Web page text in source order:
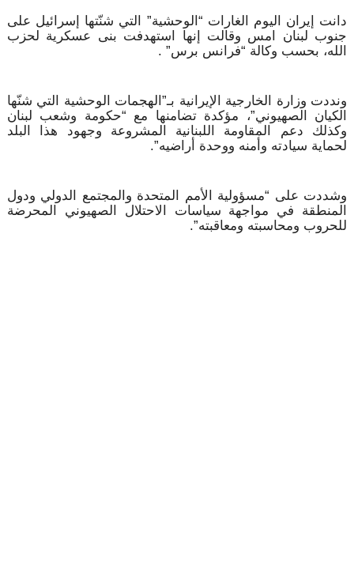
دانت إيران اليوم الغارات “الوحشية” التي شنّتها إسرائيل على
جنوب لبنان امس وقالت إنها استهدفت بنى عسكرية لحزب
الله، بحسب وكالة “فرانس برس” .
ونددت وزارة الخارجية الإيرانية بـ”الهجمات الوحشية التي شنّها
الكيان الصهيوني”، مؤكدة تضامنها مع “حكومة وشعب لبنان
وكذلك دعم المقاومة اللبنانية المشروعة وجهود هذا البلد
لحماية سيادته وأمنه ووحدة أراضيه”.
وشددت على “مسؤولية الأمم المتحدة والمجتمع الدولي ودول
المنطقة في مواجهة سياسات الاحتلال الصهيوني المحرضة
للحروب ومحاسبته ومعاقبته”.